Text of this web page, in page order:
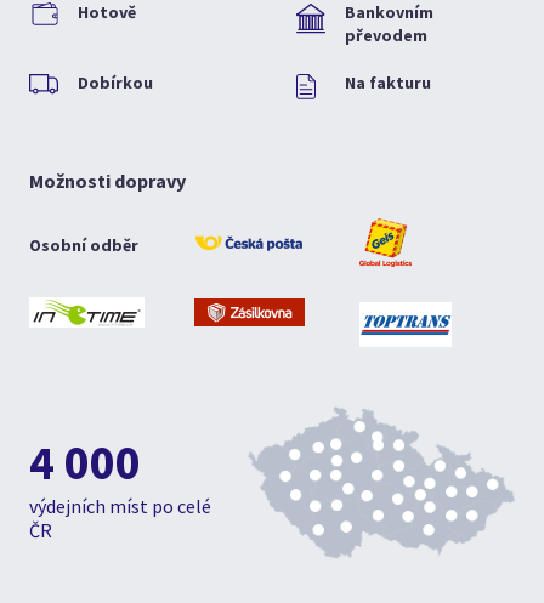
Hotově
Bankovním
převodem
Dobírkou Na fakturu
Možnosti dopravy
Osobní odběr
4 000
výdejních míst po celé
ČR